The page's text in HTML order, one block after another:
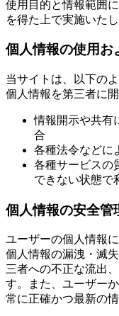
使用目的と情報範囲
を得た上で実施いたし
個人情報の使用お
当サイトは、以下の
個人情報を第三者に
情報開示や共有
合
各種法令などに
各種サービスの
できない状態で
個人情報の安全管
ユーザーの個人情報
個人情報の漏洩・滅
三者への不正な流出
す。また、ユーザー
常に正確かつ最新の